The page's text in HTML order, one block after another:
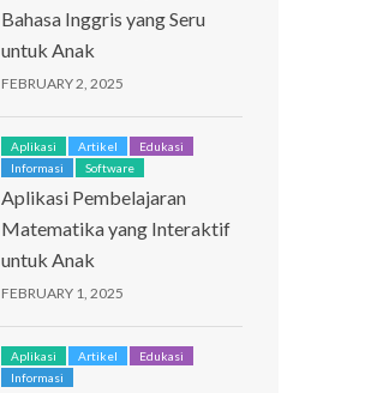
Bahasa Inggris yang Seru
untuk Anak
FEBRUARY 2, 2025
Aplikasi Artikel
Edukasi
Informasi
Software
Aplikasi Pembelajaran
Matematika yang Interaktif
untuk Anak
FEBRUARY 1, 2025
Aplikasi Artikel
Edukasi
Informasi